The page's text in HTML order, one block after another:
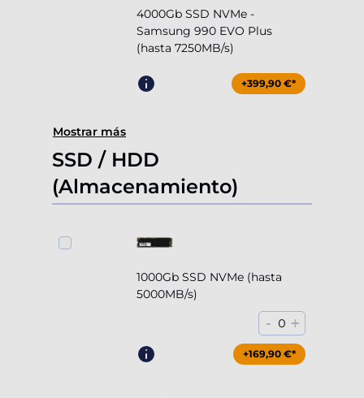
4000Gb SSD NVMe -
Samsung 990 EVO Plus
(hasta 7250MB/s)
+399,90 €*
Mostrar más
SSD / HDD
(Almacenamiento)
1000Gb SSD NVMe (hasta
5000MB/s)
- 0 +
+169,90 €*